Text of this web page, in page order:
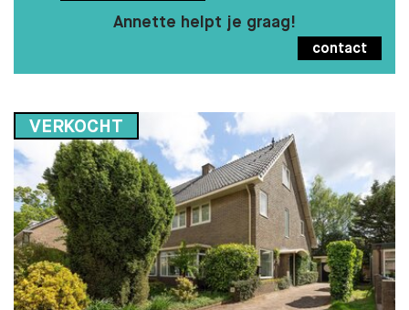
Annette helpt je graag!
contact
VERKOCHT